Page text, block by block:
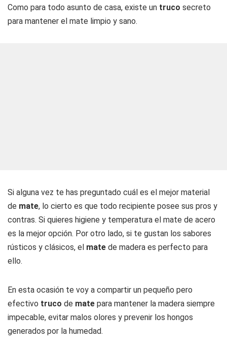
Como para todo asunto de casa, existe un truco secreto
para mantener el mate limpio y sano.
Si alguna vez te has preguntado cuál es el mejor material
de mate, lo cierto es que todo recipiente posee sus pros y
contras. Si quieres higiene y temperatura el mate de acero
es la mejor opción. Por otro lado, si te gustan los sabores
rústicos y clásicos, el mate de madera es perfecto para
ello.
En esta ocasión te voy a compartir un pequeño pero
efectivo truco de mate para mantener la madera siempre
impecable, evitar malos olores y prevenir los hongos
generados por la humedad.